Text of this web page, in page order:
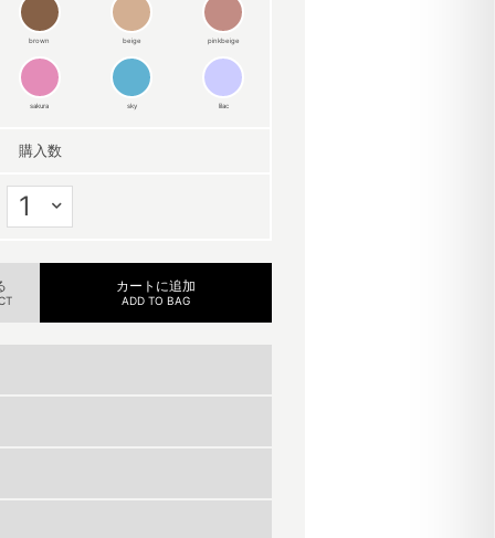
brown beige pinkbeige
sakura sky lilac
購入数
カートに追加
ADD TO BAG